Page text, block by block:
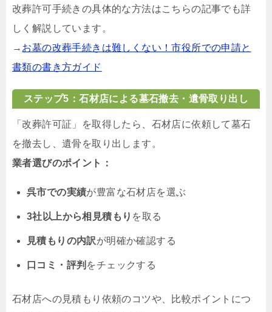
改葬許可手続きの具体的な方法はこちらの記事でも詳
しく解説しています。
→ お墓の改葬手続きは難しくない！市役所での申請と
書類の書き方ガイド
ステップ5：石材店による墓石撤去・遺骨取り出し
「改葬許可証」を取得したら、石材店に依頼して墓石
を撤去し、遺骨を取り出します。
業者選びのポイント：
呉市での実績が豊富な石材店を選ぶ
3社以上から相見積もり を取る
見積もりの内訳が明確か確認する
口コミ・評判 をチェックする
石材店への見積もり依頼のコツや、比較ポイントにつ